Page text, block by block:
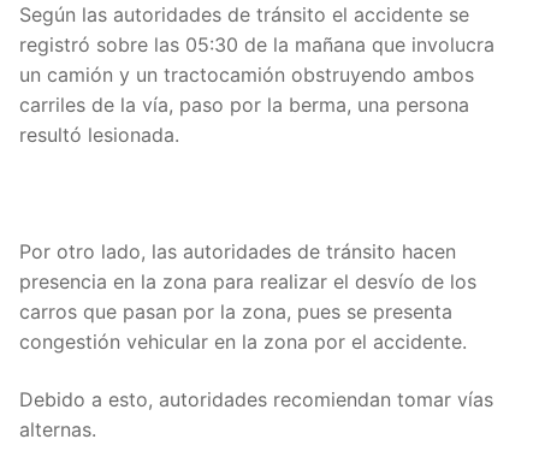
Según las autoridades de tránsito el accidente se
registró sobre las 05:30 de la mañana que involucra
un camión y un tractocamión obstruyendo ambos
carriles de la vía, paso por la berma, una persona
resultó lesionada.
Por otro lado, las autoridades de tránsito hacen
presencia en la zona para realizar el desvío de los
carros que pasan por la zona, pues se presenta
congestión vehicular en la zona por el accidente.
Debido a esto, autoridades recomiendan tomar vías
alternas.